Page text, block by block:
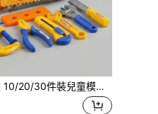
10/20/30件裝兒童模擬工具箱套裝，含螺絲起子，男孩女孩適用，居家互動扮家家玩具，生日禮物，隨機顏色與配件